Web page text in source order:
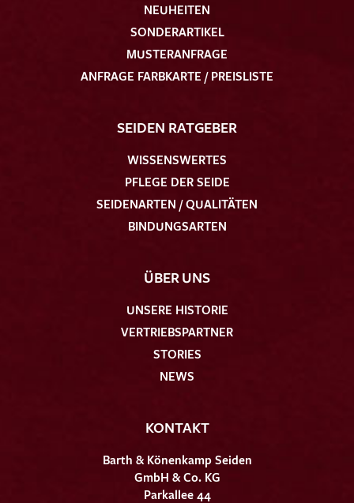
NEUHEITEN
SONDERARTIKEL
MUSTERANFRAGE
ANFRAGE FARBKARTE / PREISLISTE
SEIDEN RATGEBER
WISSENSWERTES
PFLEGE DER SEIDE
SEIDENARTEN / QUALITÄTEN
BINDUNGSARTEN
ÜBER UNS
UNSERE HISTORIE
VERTRIEBSPARTNER
STORIES
NEWS
KONTAKT
Barth & Könenkamp Seiden
GmbH & Co. KG
Parkallee 44